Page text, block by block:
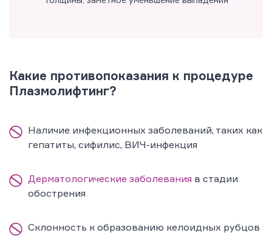
Какие противопоказания к процедуре
Плазмолифтинг?
Наличие инфекционных заболеваний, таких как
гепатиты, сифилис, ВИЧ-инфекция
Дерматологические заболевания в стадии
обострения
Склонность к образованию келоидных рубцов